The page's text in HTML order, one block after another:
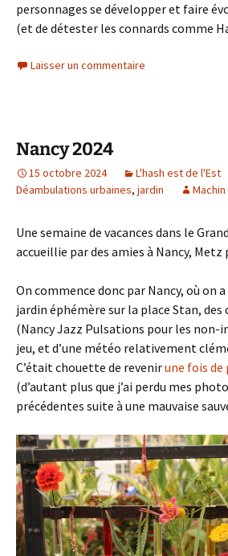
personnages se développer et faire
(et de détester les connards comme
Laisser un commentaire
Nancy 2024
15 octobre 2024 L'hash est de l'Est
Déambulations urbaines, jardin Machin
Une semaine de vacances dans le
accueillie par des amies à Nancy, Metz
On commence donc par Nancy, où on
jardin éphémère sur la place Stan, des
(Nancy Jazz Pulsations pour les non-
jeu, et d’une météo relativement
C’était chouette de revenirune fois de
(d’autant plus que j’ai perdu mes
précédentes suite à une mauvaise